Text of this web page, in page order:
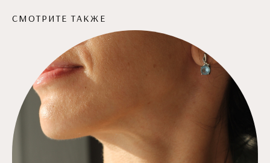
СМОТРИТЕ ТАКЖЕ